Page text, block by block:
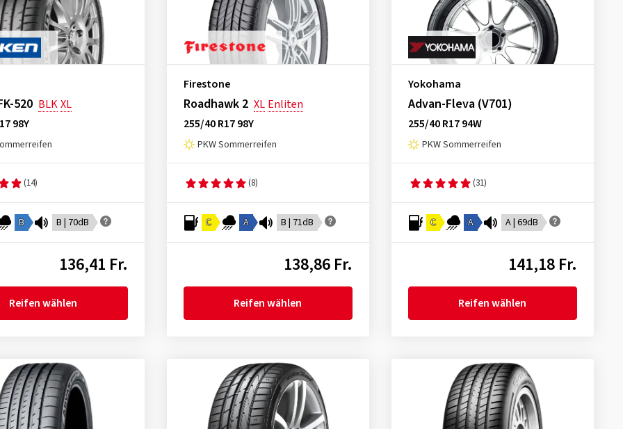
520 BLKXL
98Y
(14)
B B | 70dB
136,41 Fr.
Reifen wählen
Firestone
Roadhawk 2 XL Enliten
255/40 R17 98Y
PKW Sommerreifen
(8)
C A B | 71dB
138,86 Fr.
Reifen wählen
Yokohama
Advan-Fleva (V701)
255/40 R17 94W
PKW Sommerreifen
(31)
C A A | 69dB
141,18 Fr.
Reifen wählen